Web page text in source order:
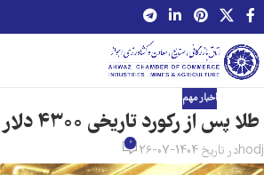
اخبار مهم
رکورد تاریخی ۴۳۰۰ دلار
در تاریخ 1404-07-26 0